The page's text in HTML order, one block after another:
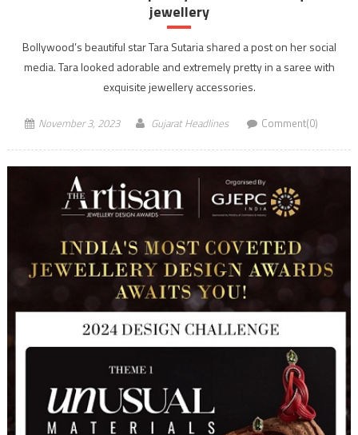
jewellery
Bollywood’s beautiful star Tara Sutaria shared a post on her social
media. Tara looked adorable and extremely pretty in a saree with
exquisite jewellery accessories.
November 3, 2023 Gujarat Headlines Comment(0)